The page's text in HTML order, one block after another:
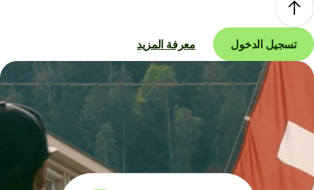
تسجيل الدخول معرفة المزيد